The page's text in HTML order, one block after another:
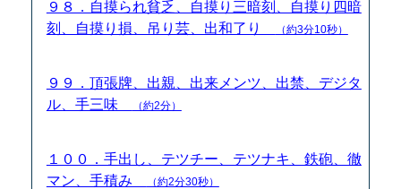
９８．自摸られ貧乏、自摸り三暗刻、自摸り四暗
刻、自摸り損、吊り芸、出和了り
（約3分10秒）
９９．頂張牌、出親、出来メンツ、出禁、デジタ
ル、手三味
（約2分）
１００．手出し、テツチー、テツナキ、鉄砲、徹
マン、手積み
（約2分30秒）